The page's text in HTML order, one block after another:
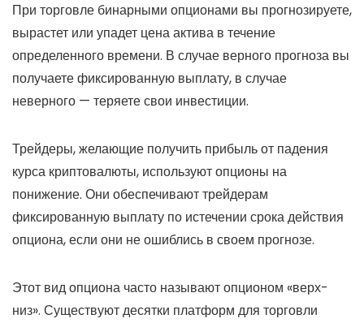
При торговле бинарными опционами вы прогнозируете,
вырастет или упадет цена актива в течение
определенного времени. В случае верного прогноза вы
получаете фиксированную выплату, в случае
неверного — теряете свои инвестиции.
Трейдеры, желающие получить прибыль от падения
курса криптовалюты, используют опционы на
понижение. Они обеспечивают трейдерам
фиксированную выплату по истечении срока действия
опциона, если они не ошиблись в своем прогнозе.
Этот вид опциона часто называют опционом «верх-
низ». Существуют десятки платформ для торговли